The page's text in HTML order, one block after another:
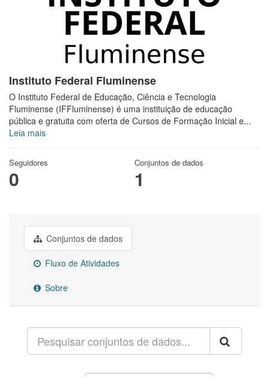
Instituto Federal Fluminense
O Instituto Federal de Educação, Ciência e Tecnologia
Fluminense (IFFluminense) é uma instituição de educação
pública e gratuita com oferta de Cursos de Formação Inicial e...
Leia mais
Seguidores
0
Conjuntos de dados
1
Conjuntos de dados
Fluxo de Atividades
Sobre